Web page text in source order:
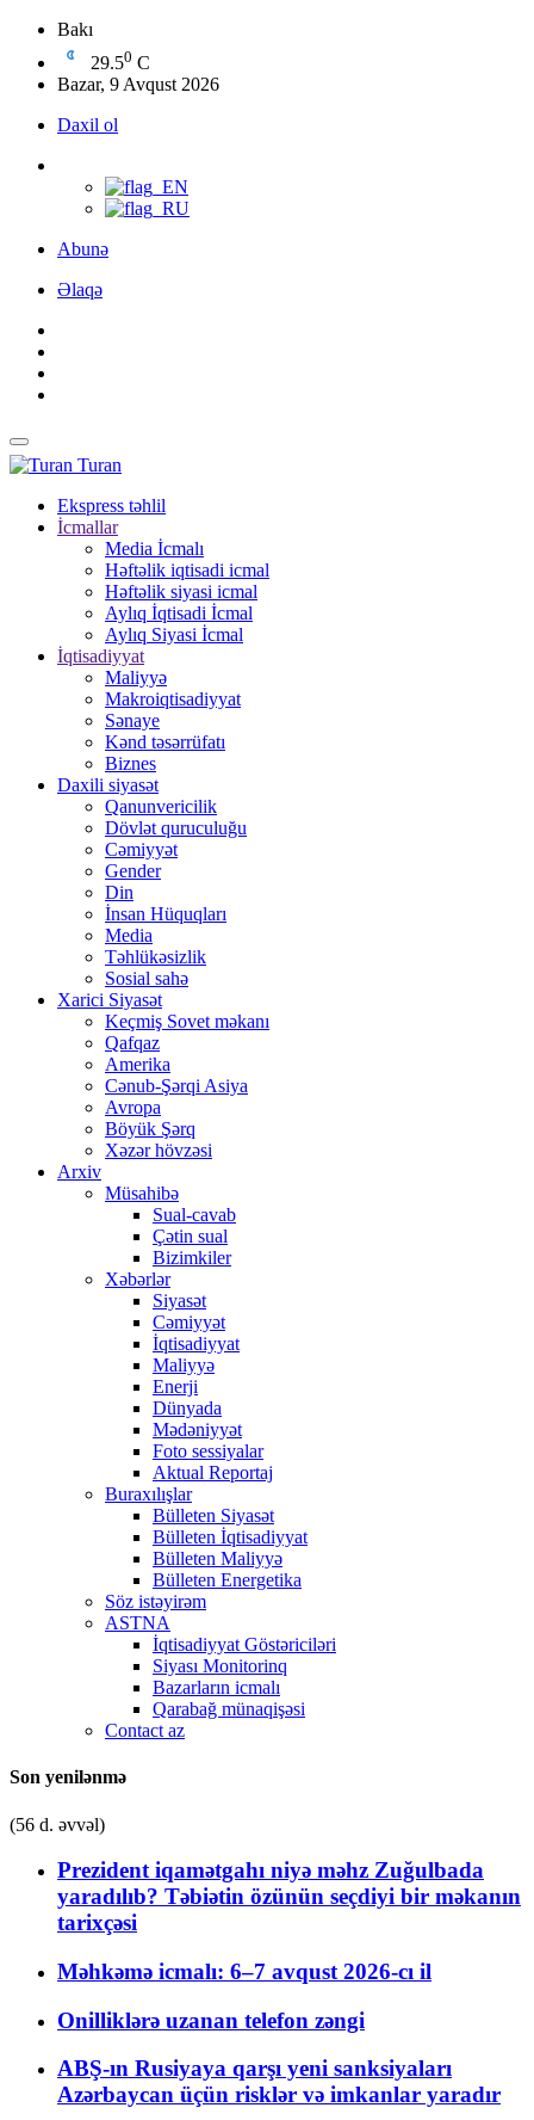
Bakı
29.50 C
Bazar, 9 Avqust 2026
Daxil ol
Abunə
Əlaqə
Turan
Ekspress təhlil
İcmallar
Media İcmalı
Həftəlik iqtisadi icmal
Həftəlik siyasi icmal
Aylıq İqtisadi İcmal
Aylıq Siyasi İcmal
İqtisadiyyat
Maliyyə
Makroiqtisadiyyat
Sənaye
Kənd təsərrüfatı
Biznes
Daxili siyasət
Qanunvericilik
Dövlət quruculuğu
Cəmiyyət
Gender
Din
İnsan Hüquqları
Media
Təhlükəsizlik
Sosial sahə
Xarici Siyasət
Keçmiş Sovet məkanı
Qafqaz
Amerika
Cənub-Şərqi Asiya
Avropa
Böyük Şərq
Xəzər hövzəsi
Arxiv
Müsahibə
Sual-cavab
Çətin sual
Bizimkiler
Xəbərlər
Siyasət
Cəmiyyət
İqtisadiyyat
Maliyyə
Enerji
Dünyada
Mədəniyyət
Foto sessiyalar
Aktual Reportaj
Buraxılışlar
Bülleten Siyasət
Bülleten İqtisadiyyat
Bülleten Maliyyə
Bülleten Energetika
Söz istəyirəm
ASTNA
İqtisadiyyat Göstəriciləri
Siyası Monitorinq
Bazarların icmalı
Qarabağ münaqişəsi
Contact az
Son yenilənmə
(56 d. əvvəl)
Prezident iqamətgahı niyə məhz Zuğulbada
yaradılıb? Təbiətin özünün seçdiyi bir məkanın
tarixçəsi
Məhkəmə icmalı: 6–7 avqust 2026-cı il
Onilliklərə uzanan telefon zəngi
ABŞ-ın Rusiyaya qarşı yeni sanksiyaları
Azərbaycan üçün risklər və imkanlar yaradır